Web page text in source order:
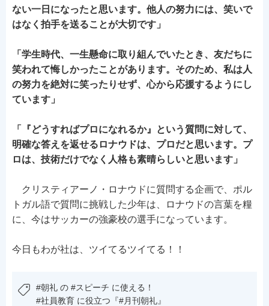
ない一日になったと思います。他人の努力には、笑いで
はなく拍手を送ることが大切です」
「学生時代、一生懸命に取り組んでいたとき、友だちに
笑われて悔しかったことがあります。そのため、私は人
の努力を絶対に笑ったりせず、心から応援するようにし
ています」
「『どうすればプロになれるか』という質問に対して、
明確な答えを返せるロナウドは、プロだと思います。プ
ロは、技術だけでなく人格も素晴らしいと思います」
クリスティアーノ・ロナウドに質問する企画で、ポル
トガル語で質問に挑戦した少年は、ロナウドの言葉を糧
に、今はサッカーの強豪校の選手になっています。
今日もわが社は、ツイてるツイてる！！
#朝礼 の #スピーチ に使える！
#社員教育 に役立つ『#月刊朝礼』